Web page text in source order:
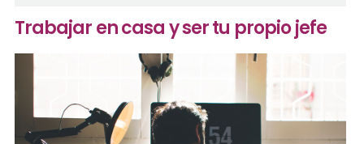
Trabajar en casa y ser tu propio jefe